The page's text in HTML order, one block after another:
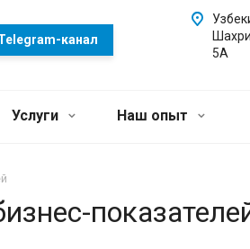
канал
5А
Услуги Наш опыт